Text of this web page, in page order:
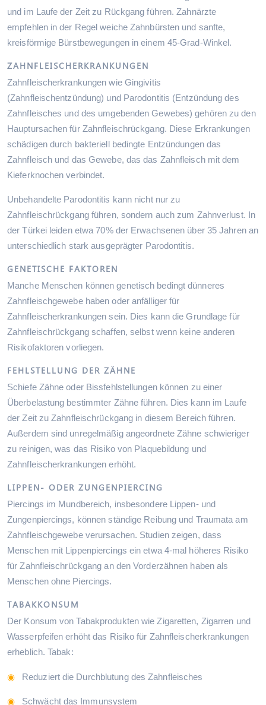
und im Laufe der Zeit zu Rückgang führen. Zahnärzte
empfehlen in der Regel weiche Zahnbürsten und sanfte,
kreisförmige Bürstbewegungen in einem 45-Grad-Winkel.
ZAHNFLEISCHERKRANKUNGEN
Zahnfleischerkrankungen wie Gingivitis
(Zahnfleischentzündung) und Parodontitis (Entzündung des
Zahnfleisches und des umgebenden Gewebes) gehören zu den
Hauptursachen für Zahnfleischrückgang. Diese Erkrankungen
schädigen durch bakteriell bedingte Entzündungen das
Zahnfleisch und das Gewebe, das das Zahnfleisch mit dem
Kieferknochen verbindet.
Unbehandelte Parodontitis kann nicht nur zu
Zahnfleischrückgang führen, sondern auch zum Zahnverlust. In
der Türkei leiden etwa 70% der Erwachsenen über 35 Jahren an
unterschiedlich stark ausgeprägter Parodontitis.
GENETISCHE FAKTOREN
Manche Menschen können genetisch bedingt dünneres
Zahnfleischgewebe haben oder anfälliger für
Zahnfleischerkrankungen sein. Dies kann die Grundlage für
Zahnfleischrückgang schaffen, selbst wenn keine anderen
Risikofaktoren vorliegen.
FEHLSTELLUNG DER ZÄHNE
Schiefe Zähne oder Bissfehlstellungen können zu einer
Überbelastung bestimmter Zähne führen. Dies kann im Laufe
der Zeit zu Zahnfleischrückgang in diesem Bereich führen.
Außerdem sind unregelmäßig angeordnete Zähne schwieriger
zu reinigen, was das Risiko von Plaquebildung und
Zahnfleischerkrankungen erhöht.
LIPPEN- ODER ZUNGENPIERCING
Piercings im Mundbereich, insbesondere Lippen- und
Zungenpiercings, können ständige Reibung und Traumata am
Zahnfleischgewebe verursachen. Studien zeigen, dass
Menschen mit Lippenpiercings ein etwa 4-mal höheres Risiko
für Zahnfleischrückgang an den Vorderzähnen haben als
Menschen ohne Piercings.
TABAKKONSUM
Der Konsum von Tabakprodukten wie Zigaretten, Zigarren und
Wasserpfeifen erhöht das Risiko für Zahnfleischerkrankungen
erheblich. Tabak:
Reduziert die Durchblutung des Zahnfleisches
Schwächt das Immunsystem